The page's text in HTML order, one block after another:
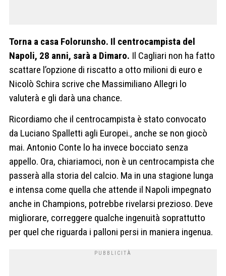
Torna a casa Folorunsho. Il centrocampista del
Napoli, 28 anni, sarà a Dimaro. Il Cagliari non ha fatto
scattare l’opzione di riscatto a otto milioni di euro e
Nicolò Schira scrive che Massimiliano Allegri lo
valuterà e gli darà una chance.
Ricordiamo che il centrocampista è stato convocato
da Luciano Spalletti agli Europei., anche se non giocò
mai. Antonio Conte lo ha invece bocciato senza
appello. Ora, chiariamoci, non è un centrocampista che
passerà alla storia del calcio. Ma in una stagione lunga
e intensa come quella che attende il Napoli impegnato
anche in Champions, potrebbe rivelarsi prezioso. Deve
migliorare, correggere qualche ingenuità soprattutto
per quel che riguarda i palloni persi in maniera ingenua.